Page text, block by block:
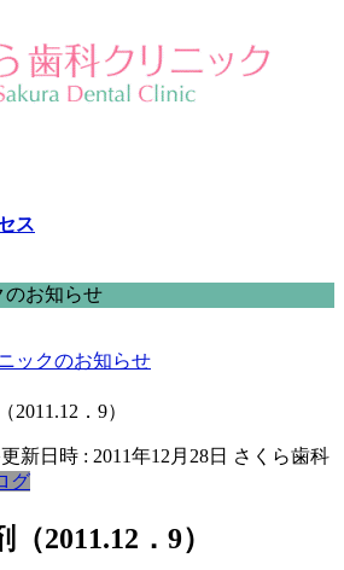
ス
のお知らせ
ックのお知らせ
2011.12．9）
新日時 : 2011年12月28日 さくら歯科
グ
2011.12．9）